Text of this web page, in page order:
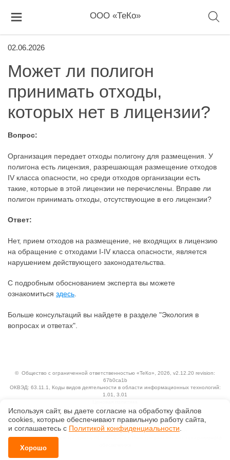
ООО «ТеКо»
02.06.2026
Может ли полигон
принимать отходы,
которых нет в лицензии?
Вопрос:
Организация передает отходы полигону для размещения. У
полигона есть лицензия, разрешающая размещение отходов
IV класса опасности, но среди отходов организации есть
такие, которые в этой лицензии не перечислены. Вправе ли
полигон принимать отходы, отсутствующие в его лицензии?
Ответ:
Нет, прием отходов на размещение, не входящих в лицензию
на обращение с отходами I-IV класса опасности, является
нарушением действующего законодательства.
С подробным обоснованием эксперта вы можете
ознакомиться здесь.
Больше консультаций вы найдете в разделе "Экология в
вопросах и ответах".
© Общество с ограниченной ответственностью «ТеКо» , 2026, v2.12.20 revision:
67b0ca1b
ОКВЭД: 63.11.1, Коды видов деятельности в области информационных технологий:
1.01, 3.01
Технологии
Исключительные авторские и смежные права принадлежат АО «Кодекс».
Положение по обработке и защите персональных данных
Справка о регистрации продуктов АО «Кодекс» в Реестре российского программного
Используя сайт, вы даете согласие на обработку файлов
сооkiеs, которые обеспечивают правильную работу сайта,
и соглашаетесь с Политикой конфиденциальности
Хорошо